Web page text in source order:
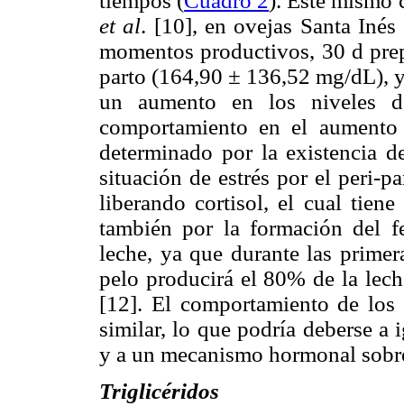
et al. [10], en ovejas Santa
momentos productivos, 30 d
parto (164,90 ± 136,52 mg/dL),
un aumento en los niveles
comportamiento en el
determinado por la existencia
situación de estrés por el peri-
liberando cortisol, el cual
también por la formación del
leche, ya que durante las
pelo producirá el 80% de la
[12]. El comportamiento de
similar, lo que podría deberse a
y a un mecanismo hormonal
Triglicéridos